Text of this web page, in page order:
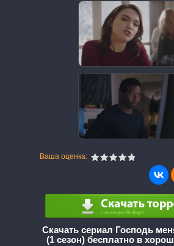
Ваша оценка:
Скачать сериал Господь
(1 сезон) бесплатно в